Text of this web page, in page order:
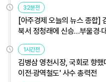
32분전
[아주경제 오늘의 뉴스 종합]
북서 정청래에 신승…부울경·
었다 外
1시간전
김병삼 영천시장, 국회로 향
이전·광역철도' 사수 총력전